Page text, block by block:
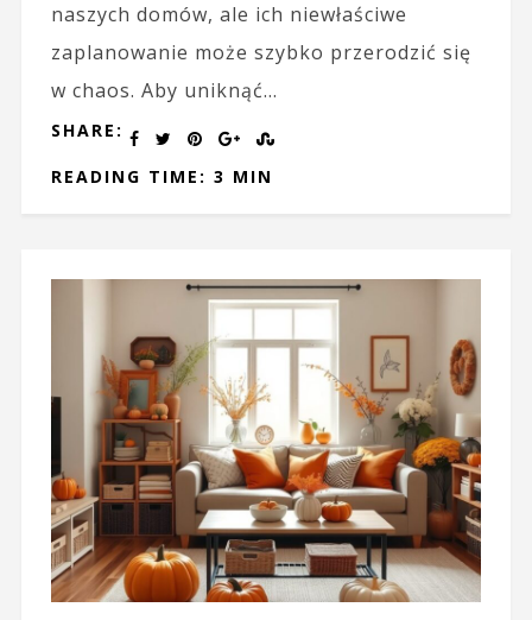
naszych domów, ale ich niewłaściwe
zaplanowanie może szybko przerodzić się
w chaos. Aby uniknąć...
SHARE:
READING TIME: 3 MIN